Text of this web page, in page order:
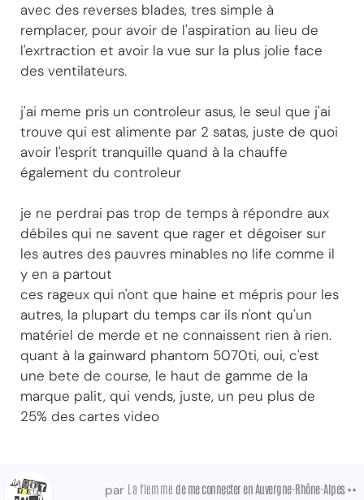
avec des reverses blades, tres simple à
remplacer, pour avoir de l'aspiration au lieu de
l'exrtraction et avoir la vue sur la plus jolie face
des ventilateurs.
j'ai meme pris un controleur asus, le seul que j'ai
trouve qui est alimente par 2 satas, juste de quoi
avoir l'esprit tranquille quand à la chauffe
également du controleur
je ne perdrai pas trop de temps à répondre aux
débiles qui ne savent que rager et dégoiser sur
les autres des pauvres minables no life comme il
y en a partout
ces rageux qui n'ont que haine et mépris pour les
autres, la plupart du temps car ils n'ont qu'un
matériel de merde et ne connaissent rien à rien.
quant à la gainward phantom 5070ti, oui, c'est
une bete de course, le haut de gamme de la
marque palit, qui vends, juste, un peu plus de
25% des cartes video
par La flemme de me connecter en Auvergne-Rhône-Alpes ••